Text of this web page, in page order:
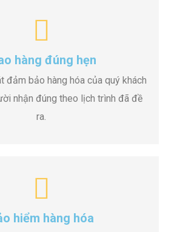
hàng đúng hẹn
đảm bảo hàng hóa của quý khách
nhận đúng theo lịch trình đã đề
ra.
hiểm hàng hóa